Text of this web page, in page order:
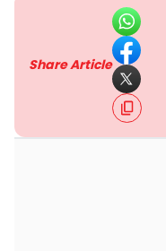
Share Article